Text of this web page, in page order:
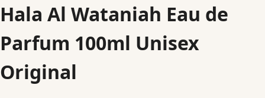
Hala Al Wataniah Eau de
Parfum 100ml Unisex
Original